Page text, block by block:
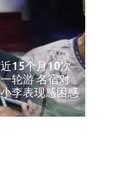
奥斯汀网球赛｜
王雅繁袁悦会师
4强 中国锁定女
单4强门票